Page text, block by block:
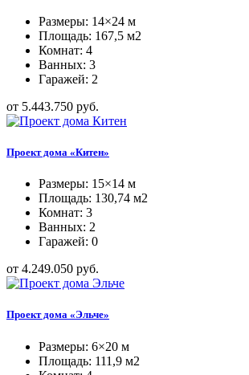
Размеры: 14×24 м
Площадь: 167,5 м2
Комнат: 4
Ванных: 3
Гаражей: 2
от 5.443.750 руб.
Проект дома «Китен»
Размеры: 15×14 м
Площадь: 130,74 м2
Комнат: 3
Ванных: 2
Гаражей: 0
от 4.249.050 руб.
Проект дома «Эльче»
Размеры: 6×20 м
Площадь: 111,9 м2